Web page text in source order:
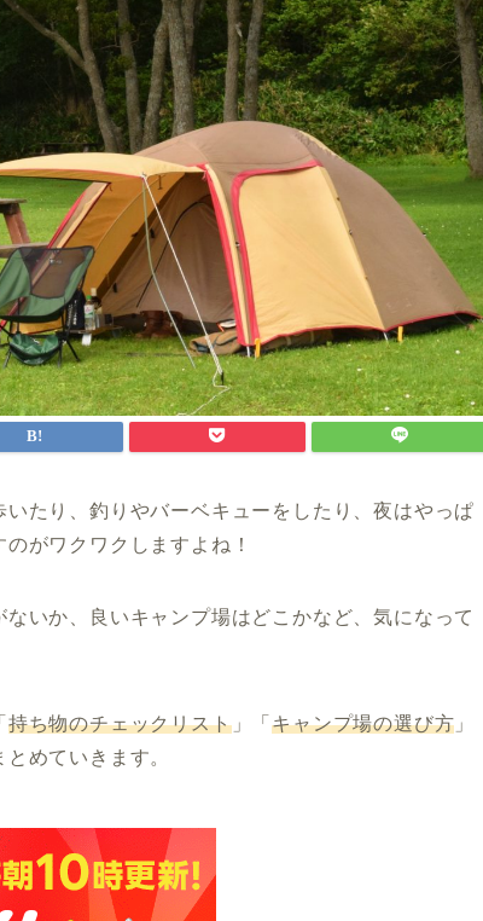
たり、釣りやバーベキューをしたり、夜はやっぱ
がワクワクしますよね！
いか、良いキャンプ場はどこかなど、気になって
持ち物のチェックリスト」「キャンプ場の選び方 」
とめていきます。